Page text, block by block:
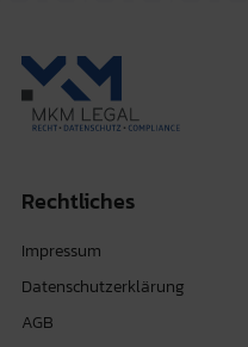
Rechtliches
Impressum
Datenschutzerklärung
AGB